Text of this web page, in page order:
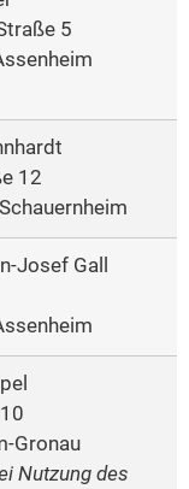
5
12
Josef Gall
Gronau
Nutzung des